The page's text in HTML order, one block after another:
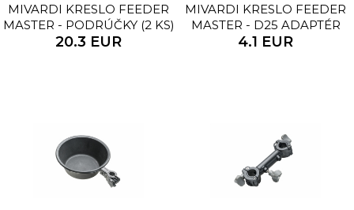
MIVARDI KRESLO FEEDER
MASTER - PODRÚČKY (2 KS)
20.3 EUR
MIVARDI KRESLO FEEDER
MASTER - D25 ADAPTÉR
4.1 EUR